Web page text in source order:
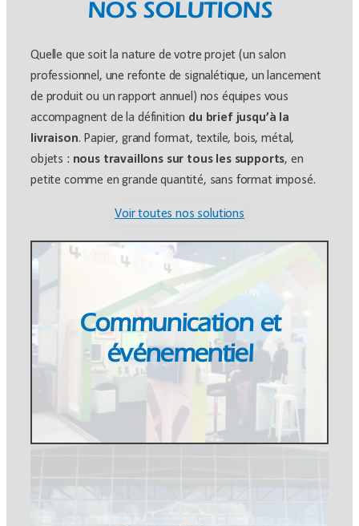
NOS SOLUTIONS
Quelle que soit la nature de votre projet (un salon
professionnel, une refonte de signalétique, un lancement
de produit ou un rapport annuel) nos équipes vous
accompagnent de la définition du brief jusqu’à la
livraison. Papier, grand format, textile, bois, métal,
objets : nous travaillons sur tous les supports, en
petite comme en grande quantité, sans format imposé.
Voir toutes nos solutions
Communication et
événementiel